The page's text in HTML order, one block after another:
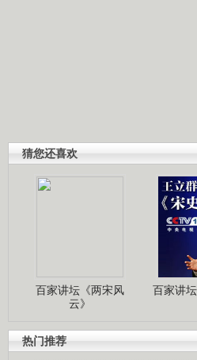
猜您还喜欢
百家讲坛《两宋风
云》
百家讲
热门推荐